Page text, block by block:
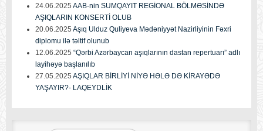
24.06.2025 AAB-nin SUMQAYIT REGİONAL BÖLMƏSİNDƏ
AŞIQLARIN KONSERTİ OLUB
20.06.2025 Aşıq Ulduz Quliyeva Mədəniyyət Nazirliyinin Fəxri
diplomu ilə təltif olunub
12.06.2025 “Qərbi Azərbaycan aşıqlarının dastan repertuarı” adlı
layihəyə başlanılıb
27.05.2025 AŞIQLAR BİRLİYİ NİYƏ HƏLƏ DƏ KİRAYƏDƏ
YAŞAYIR?- LAQEYDLİK